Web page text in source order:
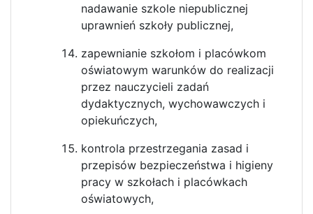
nadawanie szkole niepublicznej
uprawnień szkoły publicznej,
zapewnianie szkołom i placówkom
oświatowym warunków do realizacji
przez nauczycieli zadań
dydaktycznych, wychowawczych i
opiekuńczych,
kontrola przestrzegania zasad i
przepisów bezpieczeństwa i higieny
pracy w szkołach i placówkach
oświatowych,